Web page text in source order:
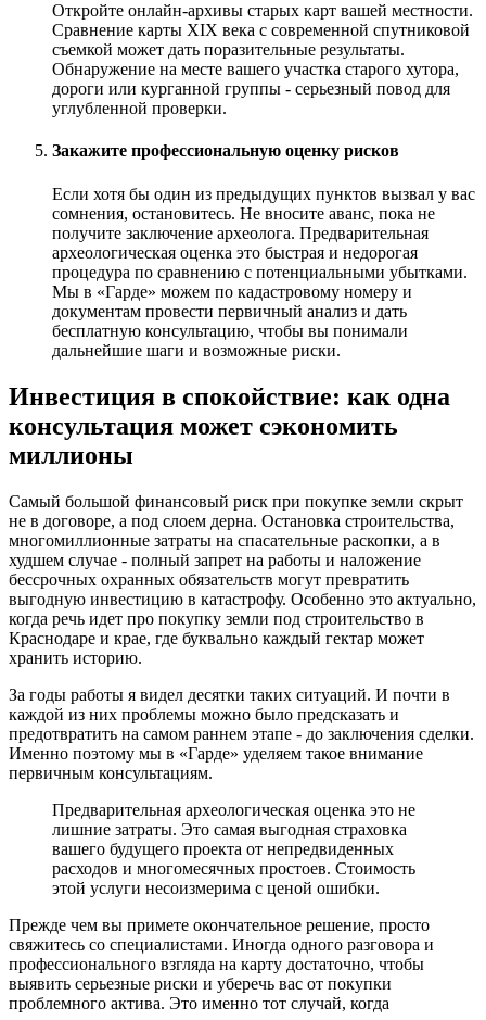
Откройте онлайн-архивы старых карт вашей местности.
Сравнение карты XIX века с современной спутниковой
съемкой может дать поразительные результаты.
Обнаружение на месте вашего участка старого хутора,
дороги или курганной группы - серьезный повод для
углубленной проверки.
Закажите профессиональную оценку рисков
Если хотя бы один из предыдущих пунктов вызвал у вас
сомнения, остановитесь. Не вносите аванс, пока не
получите заключение археолога. Предварительная
археологическая оценка это быстрая и недорогая
процедура по сравнению с потенциальными убытками.
Мы в «Гарде» можем по кадастровому номеру и
документам провести первичный анализ и дать
бесплатную консультацию, чтобы вы понимали
дальнейшие шаги и возможные риски.
Инвестиция в спокойствие: как одна
консультация может сэкономить
миллионы
Самый большой финансовый риск при покупке земли скрыт
не в договоре, а под слоем дерна. Остановка строительства,
многомиллионные затраты на спасательные раскопки, а в
худшем случае - полный запрет на работы и наложение
бессрочных охранных обязательств могут превратить
выгодную инвестицию в катастрофу. Особенно это актуально,
когда речь идет про покупку земли под строительство в
Краснодаре и крае, где буквально каждый гектар может
хранить историю.
За годы работы я видел десятки таких ситуаций. И почти в
каждой из них проблемы можно было предсказать и
предотвратить на самом раннем этапе - до заключения сделки.
Именно поэтому мы в «Гарде» уделяем такое внимание
первичным консультациям.
Предварительная археологическая оценка это не
лишние затраты. Это самая выгодная страховка
вашего будущего проекта от непредвиденных
расходов и многомесячных простоев. Стоимость
этой услуги несоизмерима с ценой ошибки.
Прежде чем вы примете окончательное решение, просто
свяжитесь со специалистами. Иногда одного разговора и
профессионального взгляда на карту достаточно, чтобы
выявить серьезные риски и уберечь вас от покупки
проблемного актива. Это именно тот случай, когда